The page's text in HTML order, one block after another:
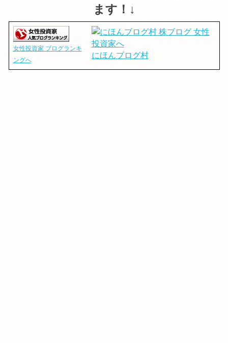
ます！↓
女性投資家 ブログランキ
ングへ
にほんブログ村